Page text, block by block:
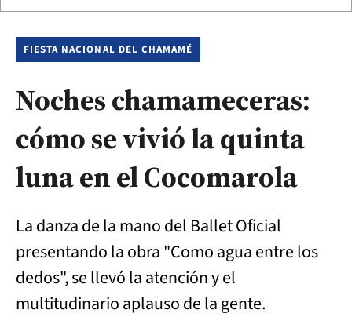
FIESTA NACIONAL DEL CHAMAMÉ
Noches chamameceras:
cómo se vivió la quinta
luna en el Cocomarola
La danza de la mano del Ballet Oficial
presentando la obra "Como agua entre los
dedos", se llevó la atención y el
multitudinario aplauso de la gente.